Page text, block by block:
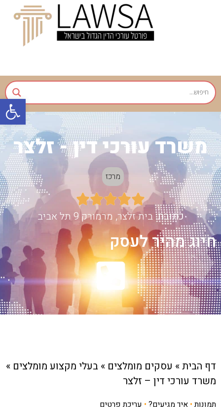
משרד עורכי דין - זלצר
מרכז





כתובת:בית זלצר, מרמורק 9 תל אביב
חיוג מהיר לעסק
דף הבית» עסקים מומלצים » בעלי מקצוע מומלצים »
משרד עורכי דין – זלצר
תמונות• איך מגיעים? • עריכת פרטים